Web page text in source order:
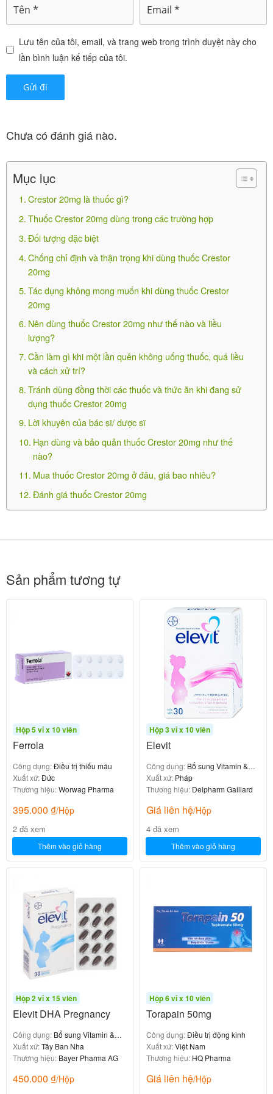
thanh kéo dài và không rõ nguyên nhân, khi
Transaminase tăng hơn 3 lần giới hạn trên mức bình
thường.
-Có bệnh lý về cơ.
-Phụ nữ có thai và cho con bú.
Thận trọng khi dùng thuốc
Trước khi dùng thuốc Crestor 20mg, bạn báo cho bác
sĩ/ dược sĩ nếu.
-Bệnh thận, nhược giáp.
-Tiền sử bản thân và gia đình di truyền về cơ, tiền sử
bệnh cơ do sử dụng Statin hoặc Fibrate trước đó.
-Tiền sử bệnh gan hoặc uống nhiều rượu.
-Bệnh nhân > 70 tuổi.
-Nhiễm khuẩn huyết.
-Tụt huyết áp.
-Đại phẫu.
-Chấn thương.
-Rối loạn điện giải.
-Nội tiết và chuyển hóa nặng.
-Co giật không kiểm soát được.
máy móc.
Tác dụng không mong muốn khi dùng
Rileptid 2mg
-Đau đầu.
-Chóng mặt.
-Đau bụng.
-Táo bón.
-Buồn nôn.
-Nôn mửa.
-Đau cơ.
-Khó vận động.
-Phát ban.
-Nổi mề đay.
-Viêm tụy.
-Phù mạch máu.
-Tăng transaminase gan nhẹ.
Thông báo ngay cho bác sĩ nếu gặp các
Lưu tên của tôi, email, và trang web trong trình duyệt này cho
lần bình luận kế tiếp của tôi.
Chưa có đánh giá nào.
Mục lục
Crestor 20mg là thuốc gì?
Thuốc Crestor 20mg dùng trong các trường hợp
Đối tượng đặc biệt
Chống chỉ định và thận trọng khi dùng thuốc Crestor
20mg
Tác dụng không mong muốn khi dùng thuốc Crestor
20mg
Nên dùng thuốc Crestor 20mg như thế nào và liều
lượng?
Cần làm gì khi một lần quên không uống thuốc, quá liều
và cách xử trí?
Tránh dùng đồng thời các thuốc và thức ăn khi đang sử
dụng thuốc Crestor 20mg
Lời khuyên của bác sĩ/ dược sĩ
Hạn dùng và bảo quản thuốc Crestor 20mg như thế
nào?
Mua thuốc Crestor 20mg ở đâu, giá bao nhiêu?
Đánh giá thuốc Crestor 20mg
Sản phẩm tương tự
Hộp 5 vỉ x 10 viên
Ferrola
Công dụng:Điều trị thiếu máu
Xuất xứ:Đức
Thương hiệu:Worwag Pharma
395.000 ₫/Hộp
2 đã xem
Thêm vào giỏ hàng
Hộp 3 vỉ x 10 viên
Elevit
Công dụng: Bổ sung Vitamin &
khoáng chất
Xuất xứ: Pháp
Thương hiệu: Delpharm Gaillard
Giá liên hệ/Hộp
4 đã xem
Thêm vào giỏ hàng
Hộp 2 vỉ x 15 viên
Elevit DHA Pregnancy
Công dụng: Bổ sung Vitamin &
khoáng chất
Xuất xứ:Tây Ban Nha
Thương hiệu: Bayer Pharma AG
450.000 ₫/Hộp
Hộp 6 vỉ x 10 viên
Torapain 50mg
Công dụng:Điều trị động kinh
Xuất xứ:Việt Nam
Thương hiệu: HQ Pharma
Giá liên hệ/Hộp